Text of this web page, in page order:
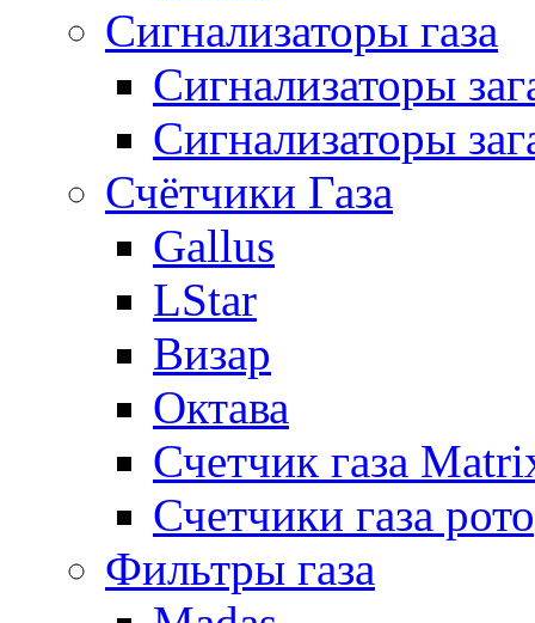
Сигнализаторы газа
Сигнализаторы
Сигнализаторы
Счётчики Газа
Gallus
LStar
Визар
Октава
Счетчик газа
Счетчики газа
Фильтры газа